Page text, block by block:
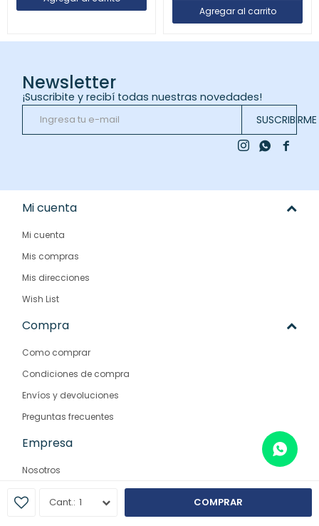
1 COMPRAR
Newsletter
¡Suscribite y recibí todas nuestras novedades!
SUSCRIBIRME

 
Mi cuenta
Mi cuenta
Mis compras
Mis direcciones
Wish List
Compra
Como comprar
Condiciones de compra
Envíos y devoluciones
Preguntas frecuentes
Empresa
Nosotros